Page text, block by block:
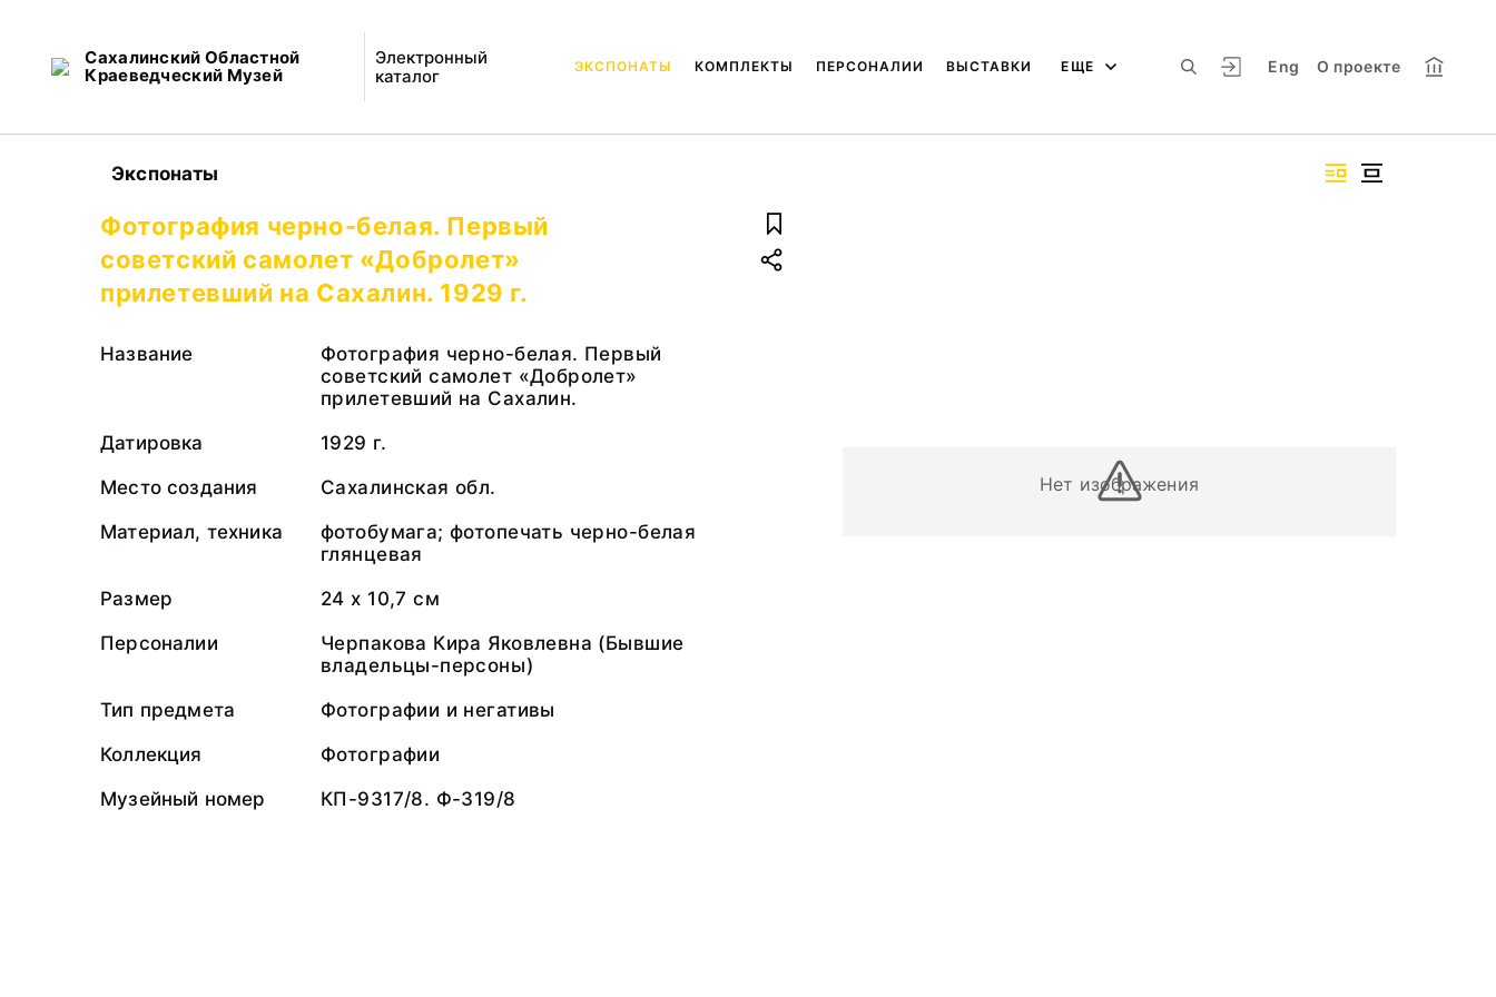
Сахалинский Областной
Краеведческий Музей
Электронный
каталог
Eng О проекте
ЭКСПОНАТЫ КОМПЛЕКТЫ ПЕРСОНАЛИИ ВЫСТАВКИ ЕЩЕ
Экспонаты
Нет изображения
Фотография черно-белая. Первый
советский самолет «Добролет»
прилетевший на Сахалин. 1929 г.
Название
Фотография черно-белая. Первый
советский самолет «Добролет»
прилетевший на Сахалин.
Датировка
1929 г.
Место создания
Сахалинская обл.
Материал, техника
фотобумага; фотопечать черно-белая
глянцевая
Размер
24 х 10,7 см
Персоналии
Черпакова Кира Яковлевна (Бывшие
владельцы-персоны)
Тип предмета
Фотографии и негативы
Коллекция
Фотографии
Музейный номер
КП-9317/8. Ф-319/8